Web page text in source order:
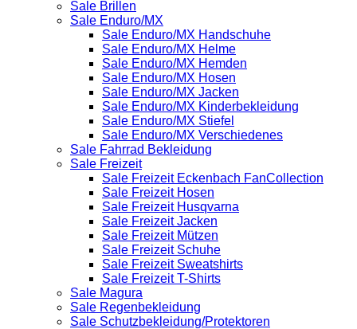
Sale Brillen
Sale Enduro/MX
Sale Enduro/MX Handschuhe
Sale Enduro/MX Helme
Sale Enduro/MX Hemden
Sale Enduro/MX Hosen
Sale Enduro/MX Jacken
Sale Enduro/MX Kinderbekleidung
Sale Enduro/MX Stiefel
Sale Enduro/MX Verschiedenes
Sale Fahrrad Bekleidung
Sale Freizeit
Sale Freizeit Eckenbach FanCollection
Sale Freizeit Hosen
Sale Freizeit Husqvarna
Sale Freizeit Jacken
Sale Freizeit Mützen
Sale Freizeit Schuhe
Sale Freizeit Sweatshirts
Sale Freizeit T-Shirts
Sale Magura
Sale Regenbekleidung
Sale Schutzbekleidung/Protektoren